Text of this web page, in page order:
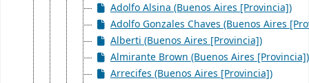
Adolfo Alsina (Buenos Aires [Provincia])
Adolfo Gonzales Chaves (Buenos Aires
Alberti (Buenos Aires [Provincia])
Almirante Brown (Buenos Aires [Provincia])
Arrecifes (Buenos Aires [Provincia])